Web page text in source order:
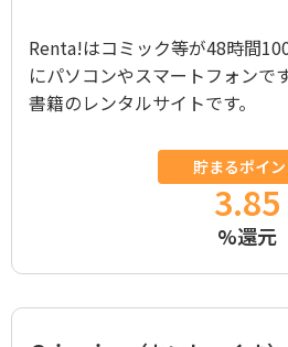
Renta!はコミック等が48時間
にパソコンやスマートフォンで
書籍のレンタルサイトです。
貯まるポイ
3.85
%還元